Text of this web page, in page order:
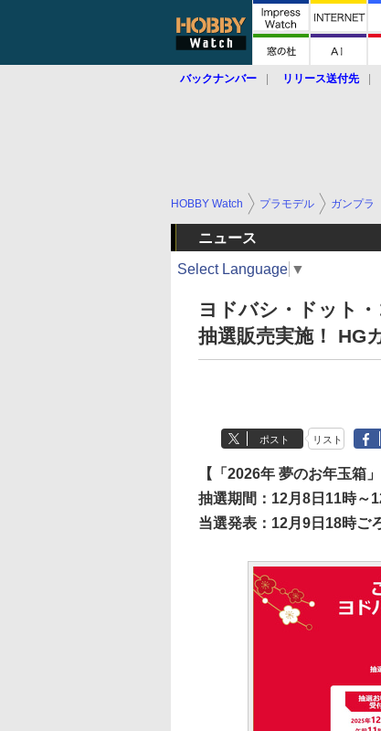
バックナンバー リリース送付先
HOBBY Watch プラモデル ガンプラ
ニュース
Select Language ▼
ヨドバシ・ドット
抽選販売実施！ HG
ポスト リスト
【「2026年 夢のお年玉箱
抽選期間：12月8日11時～
当選発表：12月9日18時ご